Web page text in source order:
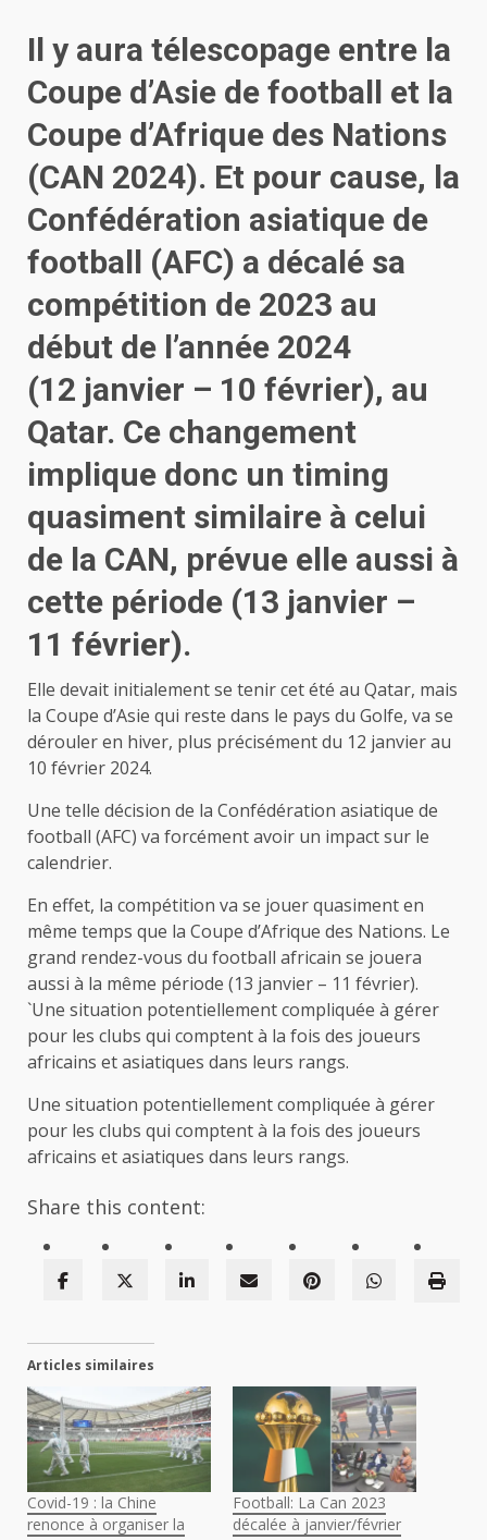
Il y aura télescopage entre la
Coupe d’Asie de football et la
Coupe d’Afrique des Nations
(CAN 2024). Et pour cause, la
Confédération asiatique de
football (AFC) a décalé sa
compétition de 2023 au
début de l’année 2024
(12 janvier – 10 février), au
Qatar. Ce changement
implique donc un timing
quasiment similaire à celui
de la CAN, prévue elle aussi à
cette période (13 janvier –
11 février).
Elle devait initialement se tenir cet été au Qatar, mais
la Coupe d’Asie qui reste dans le pays du Golfe, va se
dérouler en hiver, plus précisément du 12 janvier au
10 février 2024.
Une telle décision de la Confédération asiatique de
football (AFC) va forcément avoir un impact sur le
calendrier.
En effet, la compétition va se jouer quasiment en
même temps que la Coupe d’Afrique des Nations. Le
grand rendez-vous du football africain se jouera
aussi à la même période (13 janvier – 11 février).
`Une situation potentiellement compliquée à gérer
pour les clubs qui comptent à la fois des joueurs
africains et asiatiques dans leurs rangs.
Une situation potentiellement compliquée à gérer
pour les clubs qui comptent à la fois des joueurs
africains et asiatiques dans leurs rangs.
Share this content:
Articles similaires
Covid-19 : la Chine
renonce à organiser la
Football: La Can 2023
décalée à janvier/février